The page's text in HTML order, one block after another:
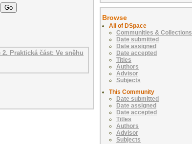
Praktická část: Ve sněhu
Browse
All of DSpace
Communities & Collections
Date submitted
Date assigned
Date accepted
Titles
Authors
Advisor
Subjects
This Community
Date submitted
Date assigned
Date accepted
Titles
Authors
Advisor
Subjects